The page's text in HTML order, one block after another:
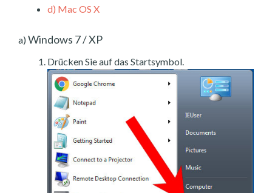
d) Mac OS X
a) Windows 7 / XP
Drücken Sie auf das Startsymbol.